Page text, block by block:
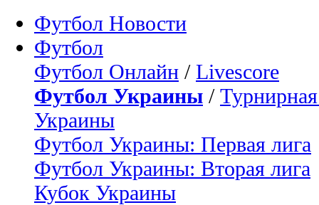
Футбол Новости
Футбол
Футбол Онлайн / Livescore
Футбол Украины /
Украины
Футбол Украины: Первая лига
Футбол Украины: Вторая лига
Кубок Украины